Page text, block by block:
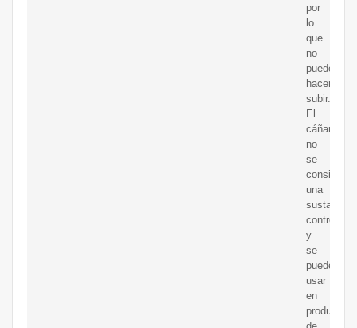
por
lo
que
no
puede
hacerte
subir.
El
cáñamo
no
se
considera
una
sustancia
controlada
y
se
puede
usar
en
productos